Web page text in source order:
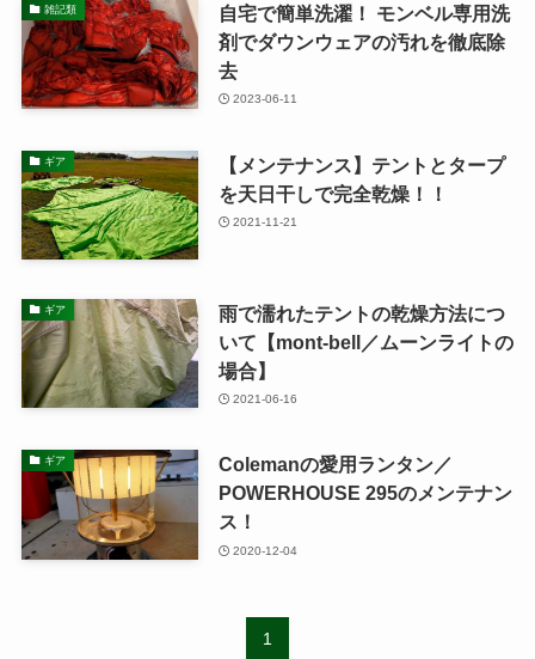
雑記類
自宅で簡単洗濯！ モンベル専用洗
剤でダウンウェアの汚れを徹底除
去
2023-06-11
ギア
【メンテナンス】テントとタープ
を天日干しで完全乾燥！！
2021-11-21
ギア
雨で濡れたテントの乾燥方法につ
いて【mont-bell／ムーンライトの
場合】
2021-06-16
ギア
Colemanの愛用ランタン／
POWERHOUSE 295のメンテナン
ス！
2020-12-04
1